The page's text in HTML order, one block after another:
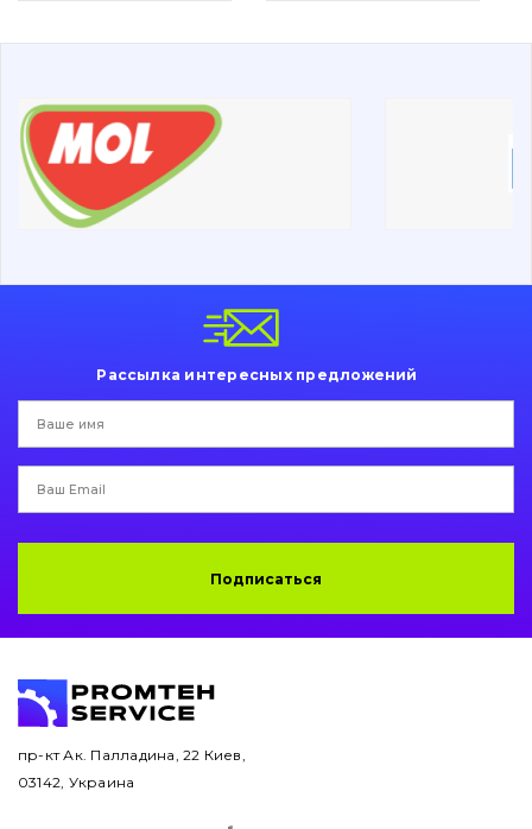
Ножи, режущие кромки
Защита (ковша, адаптера)
Гидравлика
Трансмиссия
Навесное оборудование
Буровой инструмент
написати
Рассылка интересных предложений
Подписаться
пр-кт Ак. Палладина, 22 Киев,
03142, Украина